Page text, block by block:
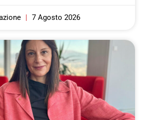
7 Agosto 2026